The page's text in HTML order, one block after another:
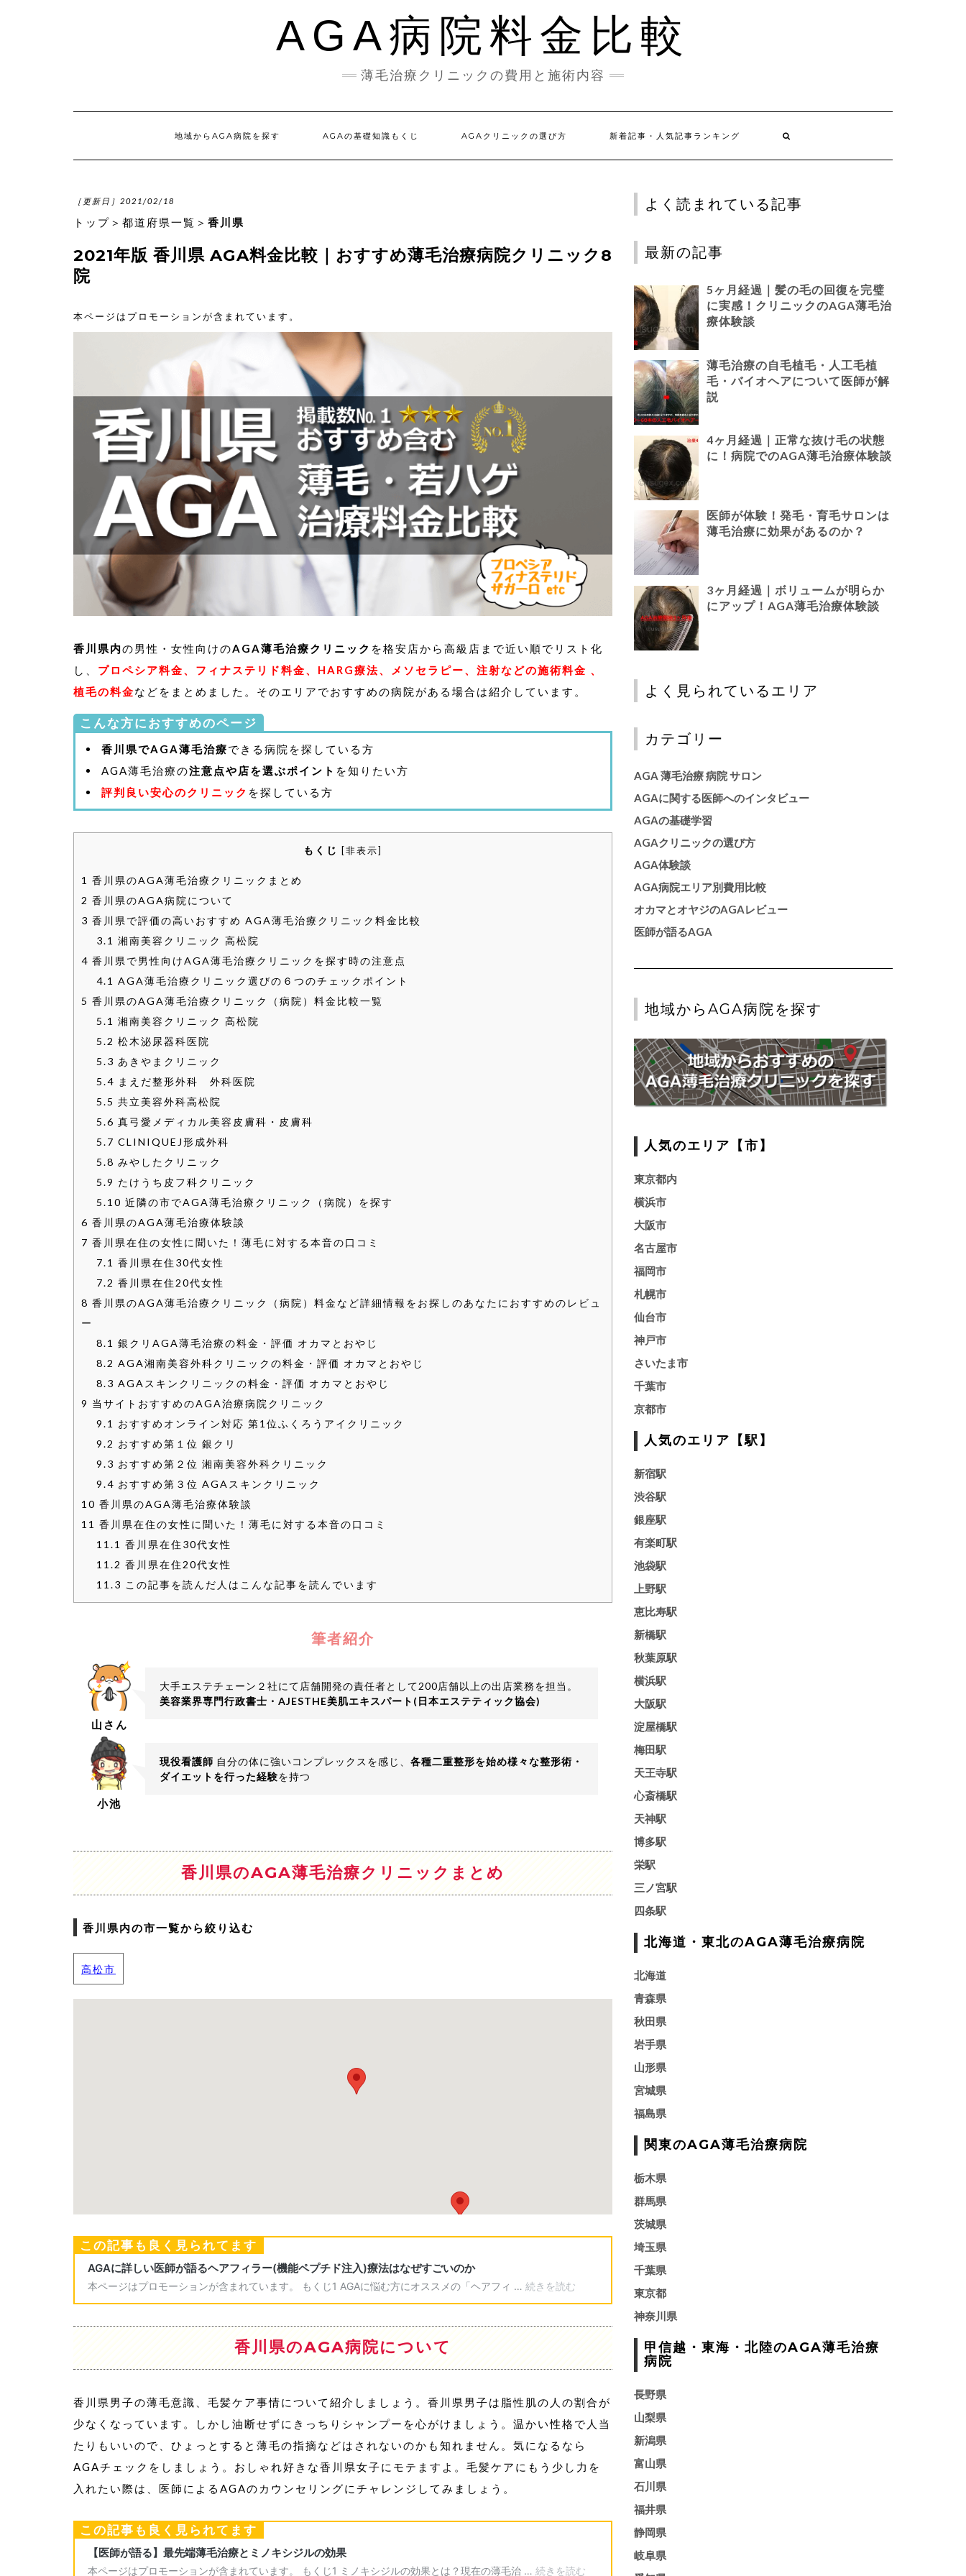
AGA病院料金比較
薄毛治療クリニックの費用と施術内容
地域からAGA病院を探す AGAの基礎知識もくじ AGAクリニックの選び方 新着記事・人気記事ランキング
［更新日］2021/02/18
トップ ＞ 都道府県一覧 ＞ 香川県
2021年版 香川県 AGA料金比較｜おすすめ薄毛治療病院クリニック8
院
本ページはプロモーションが含まれています。
香川県内の男性・女性向けのAGA薄毛治療クリニック を格安店から高級店まで近い順でリスト化
し、 プロペシア料金、フィナステリド料金、HARG療法、メソセラピー、注射などの施術料金 、
植毛の料金などをまとめました。そのエリアでおすすめの病院がある場合は紹介しています。
こんな方におすすめのページ
香川県でAGA薄毛治療できる病院を探している方
AGA薄毛治療の注意点や店を選ぶポイント を知りたい方
評判良い安心のクリニック を探している方
もくじ [非表示]
1 香川県のAGA薄毛治療クリニックまとめ
2 香川県のAGA病院について
3 香川県で評価の高いおすすめ AGA薄毛治療クリニック料金比較
3.1 湘南美容クリニック 高松院
4 香川県で男性向けAGA薄毛治療クリニックを探す時の注意点
4.1 AGA薄毛治療クリニック選びの６つのチェックポイント
5 香川県のAGA薄毛治療クリニック（病院）料金比較一覧
5.1 湘南美容クリニック 高松院
5.2 松木泌尿器科医院
5.3 あきやまクリニック
5.4 まえだ整形外科 外科医院
5.5 共立美容外科高松院
5.6 真弓愛メディカル美容皮膚科・皮膚科
5.7 CLINIQUEJ形成外科
5.8 みやしたクリニック
5.9 たけうち皮フ科クリニック
5.10 近隣の市でAGA薄毛治療クリニック（病院）を探す
6 香川県のAGA薄毛治療体験談
7 香川県在住の女性に聞いた！薄毛に対する本音の口コミ
7.1 香川県在住30代女性
7.2 香川県在住20代女性
8 香川県のAGA薄毛治療クリニック（病院）料金など詳細情報をお探しのあなたにおすすめのレビュ
ー
8.1 銀クリAGA薄毛治療の料金・評価 オカマとおやじ
8.2 AGA湘南美容外科クリニックの料金・評価 オカマとおやじ
8.3 AGAスキンクリニックの料金・評価 オカマとおやじ
9 当サイトおすすめのAGA治療病院クリニック
9.1
おすすめオンライン対応 第1位ふくろうアイクリニック
9.2 おすすめ第１位 銀クリ
9.3 おすすめ第２位 湘南美容外科クリニック
9.4 おすすめ第３位 AGAスキンクリニック
10 香川県のAGA薄毛治療体験談
11 香川県在住の女性に聞いた！薄毛に対する本音の口コミ
11.1 香川県在住30代女性
11.2 香川県在住20代女性
11.3 この記事を読んだ人はこんな記事を読んでいます
筆者紹介
山さん
大手エステチェーン２社にて店舗開発の責任者として200店舗以上の出店業務を担当。
美容業界専門行政書士・AJESTHE美肌エキスパート(日本エステティック協会)
小池
現役看護師 自分の体に強いコンプレックスを感じ、 各種二重整形を始め様々な整形術・
ダイエットを行った経験を持つ
香川県のAGA薄毛治療クリニックまとめ
香川県内の市一覧から絞り込む
高松市
この記事も良く見られてます
香川県のAGA病院について
香川県男子の薄毛意識、毛髪ケア事情について紹介しましょう。香川県男子は脂性肌の人の割合が
少なくなっています。しかし油断せずにきっちりシャンプーを心がけましょう。温かい性格で人当
たりもいいので、ひょっとすると薄毛の指摘などはされないのかも知れません。気になるなら
AGAチェックをしましょう。おしゃれ好きな香川県女子にモテますよ。毛髪ケアにもう少し力を
入れたい際は、医師によるAGAのカウンセリングにチャレンジしてみましょう。
この記事も良く見られてます
よく読まれている記事
最新の記事
5ヶ月経過｜髪の毛の回復を完璧
に実感！クリニックのAGA薄毛治
療体験談
薄毛治療の自毛植毛・人工毛植
毛・バイオヘアについて医師が解
説
4ヶ月経過｜正常な抜け毛の状態
に！病院でのAGA薄毛治療体験談
医師が体験！発毛・育毛サロンは
薄毛治療に効果があるのか？
3ヶ月経過｜ボリュームが明らか
にアップ！AGA薄毛治療体験談
よく見られているエリア
カテゴリー
AGA 薄毛治療 病院 サロン
AGAに関する医師へのインタビュー
AGAの基礎学習
AGAクリニックの選び方
AGA体験談
AGA病院エリア別費用比較
オカマとオヤジのAGAレビュー
医師が語るAGA
地域からAGA病院を探す
人気のエリア【市】
東京都内
横浜市
大阪市
名古屋市
福岡市
札幌市
仙台市
神戸市
さいたま市
千葉市
京都市
人気のエリア【駅】
新宿駅
渋谷駅
銀座駅
有楽町駅
池袋駅
上野駅
恵比寿駅
新橋駅
秋葉原駅
横浜駅
大阪駅
淀屋橋駅
梅田駅
天王寺駅
心斎橋駅
天神駅
博多駅
栄駅
三ノ宮駅
四条駅
北海道・東北のAGA薄毛治療病院
北海道
青森県
秋田県
岩手県
山形県
宮城県
福島県
関東のAGA薄毛治療病院
栃木県
群馬県
茨城県
埼玉県
千葉県
東京都
神奈川県
甲信越・東海・北陸のAGA薄毛治療
病院
長野県
山梨県
新潟県
富山県
石川県
福井県
静岡県
岐阜県